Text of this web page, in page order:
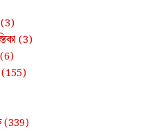
(3)
(339)